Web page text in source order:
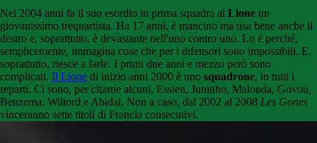
Nel 2004 anni fa il suo esordio in prima squadra al Lione un
giovanissimo trequartista. Ha 17 anni, è mancino ma usa bene anche il
destro e, soprattutto, è devastante nell'uno contro uno. Lo è perché,
semplicemente, immagina cose che per i difensori sono impossibili. E,
soprattutto, riesce a farle. I primi due anni e mezzo però sono
complicati. Il Lione di inizio anni 2000 è uno squadrone, in tutti i
reparti. Ci sono, per citarne alcuni, Essien, Juninho, Malouda, Govou,
Benzema, Wiltord e Abidal. Non a caso, dal 2002 al 2008 Les Gones
vinceranno sette titoli di Francia consecutivi.